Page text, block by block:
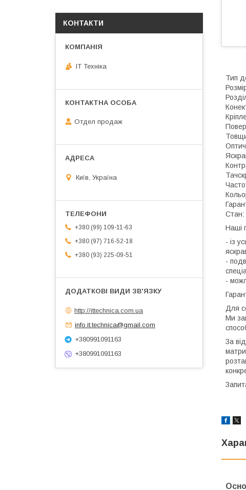
Тип
Стан:
Наші
- із
-
-
Для
Ми
За
КОНТАКТИ
IT Техніка
Отдел продаж
Київ, Україна
+380 (99) 109-11-63
+380 (97) 716-52-18
+380 (93) 225-09-51
http://ittechnica.com.ua
info.it.technica@gmail.com
+380991091163
+380991091163